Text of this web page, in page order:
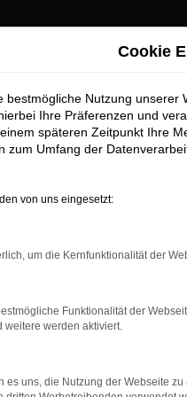
Aichach
für exzellente Audi
zu präsentieren,
geht. Erfahren Sie mehr
Cookie
bestmögliche Nutzung
Ihre Präferenzen und
späteren Zeitpunkt Ihre
zum Umfang der
von uns eingesetzt:
um die Kernfunktionalität der
Funktionalität der
weitere werden aktiviert.
es uns, die Nutzung der Webseite